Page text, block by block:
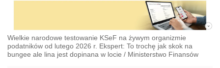
Wielkie narodowe testowanie KSeF na żywym organizmie
podatników od lutego 2026 r. Ekspert: To trochę jak skok na
bungee ale lina jest dopinana w locie / Ministerstwo Finansów